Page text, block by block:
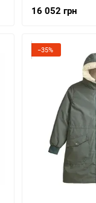
16 052 грн
−35%